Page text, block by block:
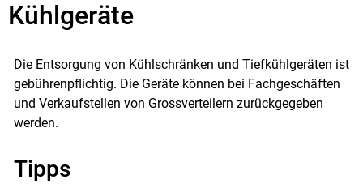
Kühlgeräte
Die Entsorgung von Kühlschränken und Tiefkühlgeräten ist
gebührenpflichtig. Die Geräte können bei Fachgeschäften
und Verkaufstellen von Grossverteilern zurückgegeben
werden.
Tipps